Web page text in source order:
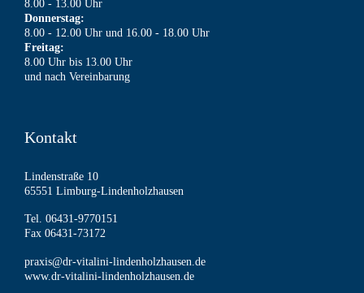
8.00 - 13.00 Uhr
Donnerstag:
8.00 - 12.00 Uhr und 16.00 - 18.00 Uhr
Freitag:
8.00 Uhr bis 13.00 Uhr
und nach Vereinbarung
Kontakt
Lindenstraße 10
65551 Limburg-Lindenholzhausen
Tel. 06431-9770151
Fax 06431-73172
praxis@dr-vitalini-lindenholzhausen.de
www.dr-vitalini-lindenholzhausen.de